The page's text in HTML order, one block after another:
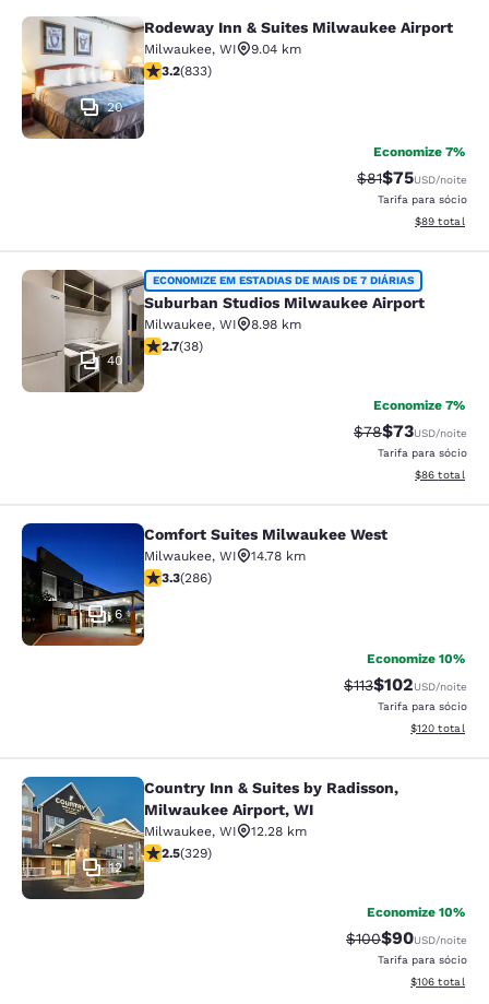
Rodeway Inn & Suites Milwaukee
20
Rodeway Inn & Suites Milwaukee Airport
Milwaukee, WI
9.04 km
classificação 3.24 estrelas. Bom. 833 avaliações
3.2(833)
Economize 7%
Tarifa anterior
$81Tarifa com
$75USD/noite
Tarifa para sócio
Exibir
$89 total
Suburban Studios Milwaukee
40
ECONOMIZE EM ESTADIAS DE MAIS DE 7 DIÁRIAS
Suburban Studios Milwaukee Airport
Milwaukee, WI
8.98 km
classificação 2.66 estrelas. Razoável. 38 avaliações
2.7(38)
Economize 7%
Tarifa anterior
$78Tarifa com
$73USD/noite
Tarifa para sócio
Exibir
$86 total
Comfort Suites Milwaukee West
6
Comfort Suites Milwaukee West
Milwaukee, WI
14.78 km
classificação 3.25 estrelas. Bom. 286 avaliações
3.3(286)
Economize 10%
Tarifa anterior
$113Tarifa com
$102USD/noite
Tarifa para sócio
Exibir
$120 total
Country Inn & Suites by Radisson,
12
Country Inn & Suites by Radisson,
Milwaukee Airport, WI
Milwaukee, WI
12.28 km
classificação 2.45 estrelas. Razoável. 329 avaliações
2.5(329)
Economize 10%
Tarifa anterior
$100Tarifa com
$90USD/noite
Tarifa para sócio
Exibir
$106 total